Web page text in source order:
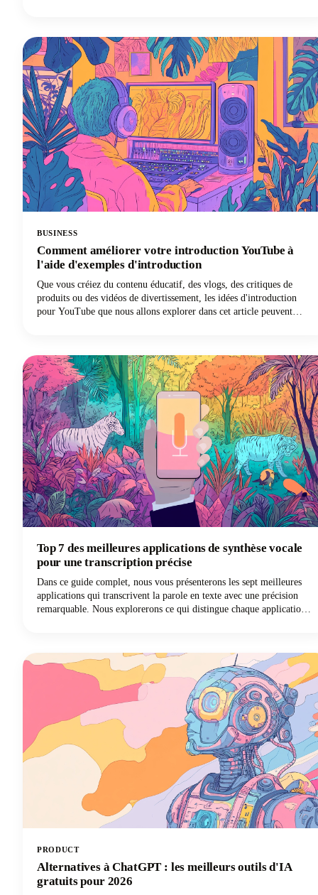
BUSINESS
Comment améliorer votre introduction YouTube à
l'aide d'exemples d'introduction
Que vous créiez du contenu éducatif, des vlogs, des critiques de
produits ou des vidéos de divertissement, les idées d'introduction
pour YouTube que nous allons explorer dans cet article peuvent
et maintenir l'engagement des spectateurs. Des principes
psychologiques qui favorisent la rétention aux modèles pratiques que
vous pouvez mettre en œuvre immédiatement, nous couvrons tout ce
dont vous avez besoin pour améliorer votre jeu d'introduction
YouTube !
Top 7 des meilleures applications de synthèse vocale
pour une transcription précise
Dans ce guide complet, nous vous présenterons les sept meilleures
applications qui transcrivent la parole en texte avec une précision
remarquable. Nous explorerons ce qui distingue chaque application
PRODUCT
Alternatives à ChatGPT : les meilleurs outils d'IA
gratuits pour 2026